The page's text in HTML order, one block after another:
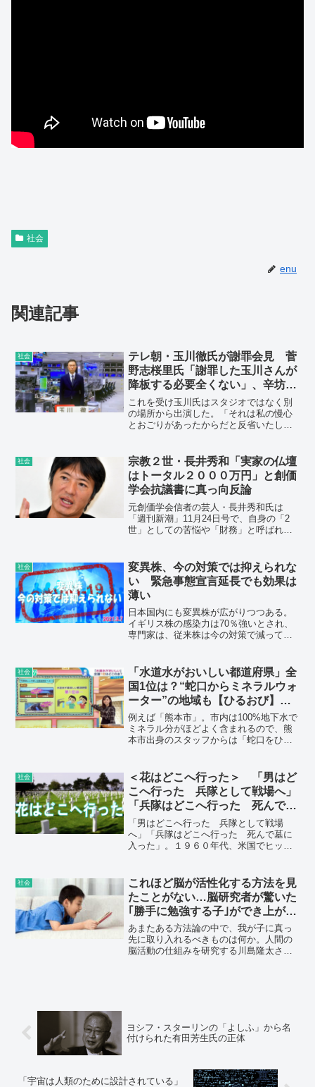
寄せ、日本政府の宗教政策への強い疑念を表明、厳しい口
調で日本政府を非難した。...
社会
enu
関連記事
社会
テレ朝・玉川徹氏が謝罪会見 菅
野志桜里氏「謝罪した玉川さんが
降板する必要全くない」、辛坊治
郎氏「玉川徹さんがテレビで発言
する権利は命を懸けても守りま
す！」
これを受け玉川氏はスタジオではなく別
の場所から出演した。「それは私の慢心
とおごりがあったからだと反省いたしま
社会
宗教２世・長井秀和「実家の仏壇
はトータル２０００万円」と創価
学会抗議書に真っ向反論
元創価学会信者の芸人・長井秀和氏は
「週刊新潮」11月24日号で、自身の「2
世」としての苦悩や「財務」と呼ばれる
から新潮社社長と長井氏に対し、抗議書
が届いたのだ。
社会
変異株、今の対策では抑えられな
い 緊急事態宣言延長でも効果は
薄い
日本国内にも変異株が広がりつつある。
イギリス株の感染力は70％強いとされ、
専門家は、従来株は今の対策で減ってい
いう。感染経路と濃厚接触者の特定を徹
底するなどして、現状で把握できていな
い「見えにくいクラスター」をつぶすこ
とだ。
社会
「水道水がおいしい都道府県」全
国1位は？“蛇口からミネラルウォ
ーター”の地域も【ひるおび】
TBS NEWS DIG
例えば「熊本市」。市内は100%地下水で
ミネラル分がほどよく含まれるので、熊
本市出身のスタッフからは「蛇口をひね
け込んでいるので清涼感が楽しめるそう
です。ちなみに東京都のランキングは36
位でした。
社会
＜花はどこへ行った＞ 「男はど
こへ行った 兵隊として戦場へ」
「兵隊はどこへ行った 死んで墓
に入った」
「男はどこへ行った 兵隊として戦場
へ」「兵隊はどこへ行った 死んで墓に
入った」。１９６０年代、米国でヒット
歌詞に、再び注目が集まる。
社会
これほど脳が活性化する方法を見
たことがない…脳研究者が驚いた
｢勝手に勉強する子｣ができ上がる
プロセス
あまたある方法論の中で、我が子に真っ
先に取り入れるべきものは何か。人間の
脳活動の仕組みを研究する川島隆太さん
ヨシフ・スターリンの「よしふ」から名
付けられた有田芳生氏の正体
「宇宙は人類のために設計されている」